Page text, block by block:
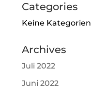
Categories
Keine Kategorien
Archives
Juli 2022
Juni 2022